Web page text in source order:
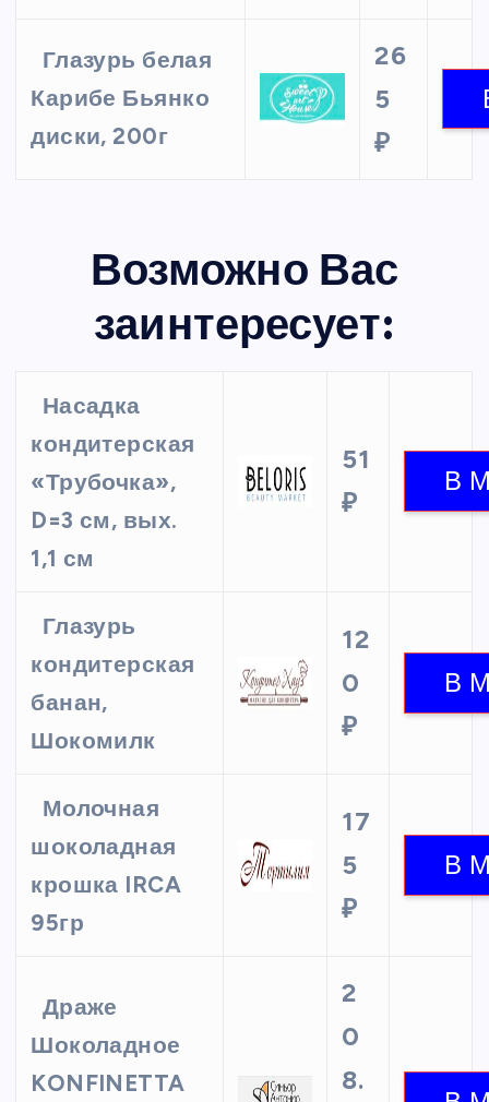
Глазурь белая
Карибе Бьянко
диски, 200г
26
5
₽
Возможно Вас
заинтересует:
Насадка
кондитерская
«Трубочка»,
D=3 см, вых.
1,1 см
51
₽
Глазурь
кондитерская
банан,
Шокомилк
12
0
₽
Молочная
шоколадная
крошка IRCA
95гр
17
5
₽
Драже
Шоколадное
KONFINETTA
2
0
8.